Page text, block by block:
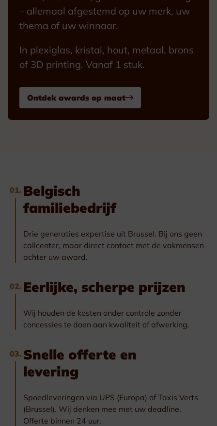
– allemaal afgestemd op uw merk, uw
thema of uw winnaar.
In plexiglas, kristal, hout, metaal, brons
of 3D printing. Vanaf 1 stuk.
Ontdek awards op maat
01. Belgisch
familiebedrijf
Drie generaties expertise uit Brussel. Bij ons geen
callcenter, maar direct contact met de vakmensen
achter uw award.
02. Eerlijke, scherpe prijzen
Wij houden de kosten onder controle zonder
concessies te doen aan kwaliteit of afwerking.
03. Snelle offerte en
levering
Spoedleveringen via UPS (Europa) of Taxis Verts
(Brussel). Wij denken mee met uw deadline.
Offerte binnen 24 uur.